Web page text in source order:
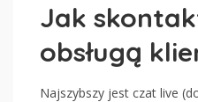
Jak
obsługą
Najszybszy jest czat live